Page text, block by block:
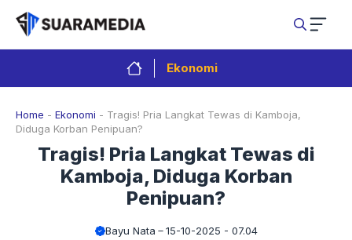
Langsung
isi
Ekonomi
Home - Ekonomi - Tragis! Pria Langkat Tewas di Kamboja,
Diduga Korban Penipuan?
Tragis! Pria Langkat Tewas di
Kamboja, Diduga Korban
Penipuan?
Bayu Nata 15-10-2025 - 07.04